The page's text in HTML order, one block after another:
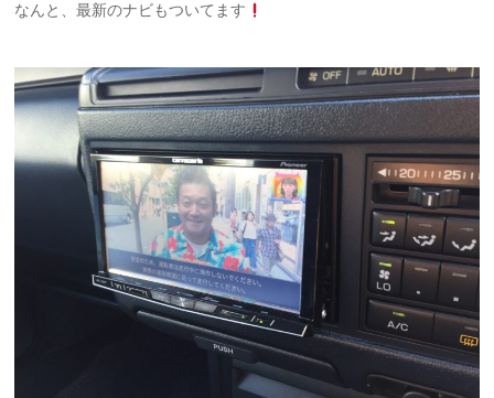
なんと、最新のナビもついてます